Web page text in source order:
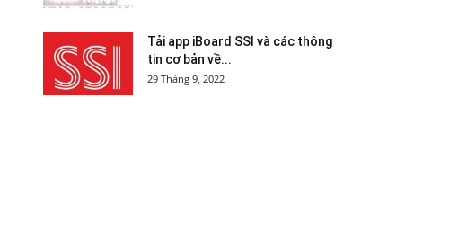
Tải app iBoard SSI và các thông
tin cơ bản về...
29 Tháng 9, 2022